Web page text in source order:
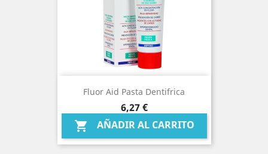
Fluor Aid Pasta Dentifrica
Precio
6,27 €
 AÑADIR AL CARRITO